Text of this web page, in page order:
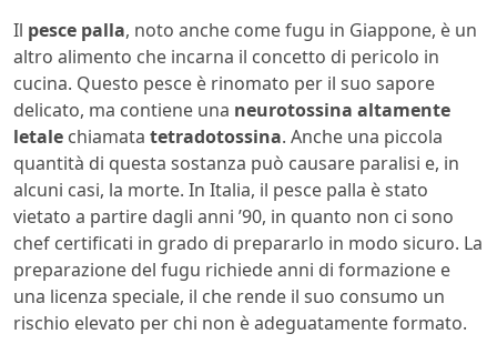
Il pesce palla, noto anche come fugu in Giappone, è un
altro alimento che incarna il concetto di pericolo in
cucina. Questo pesce è rinomato per il suo sapore
delicato, ma contiene una neurotossina altamente
letale chiamata tetradotossina. Anche una piccola
quantità di questa sostanza può causare paralisi e, in
alcuni casi, la morte. In Italia, il pesce palla è stato
vietato a partire dagli anni ’90, in quanto non ci sono
chef certificati in grado di prepararlo in modo sicuro. La
preparazione del fugu richiede anni di formazione e
una licenza speciale, il che rende il suo consumo un
rischio elevato per chi non è adeguatamente formato.